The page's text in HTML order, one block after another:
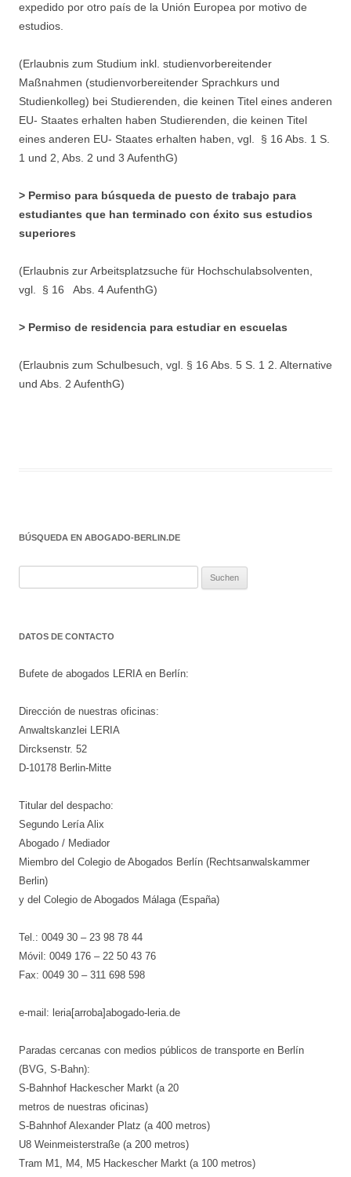
expedido por otro país de la Unión Europea por motivo de
estudios.
(Erlaubnis zum Studium inkl. studienvorbereitender
Maßnahmen (studienvorbereitender Sprachkurs und
Studienkolleg) bei Studierenden, die keinen Titel eines anderen
EU- Staates erhalten haben Studierenden, die keinen Titel
eines anderen EU- Staates erhalten haben, vgl. § 16 Abs. 1 S.
1 und 2, Abs. 2 und 3 AufenthG)
> Permiso para búsqueda de puesto de trabajo para
estudiantes que han terminado con éxito sus estudios
superiores
(Erlaubnis zur Arbeitsplatzsuche für Hochschulabsolventen,
vgl. § 16 Abs. 4 AufenthG)
> Permiso de residencia para estudiar en escuelas
(Erlaubnis zum Schulbesuch, vgl. § 16 Abs. 5 S. 1 2. Alternative
und Abs. 2 AufenthG)
BÚSQUEDA EN ABOGADO-BERLIN.DE
DATOS DE CONTACTO
Bufete de abogados LERIA en Berlín:
Dirección de nuestras oficinas:
Anwaltskanzlei LERIA
Dircksenstr. 52
D-10178 Berlin-Mitte
Titular del despacho:
Segundo Lería Alix
Abogado / Mediador
Miembro del Colegio de Abogados Berlín (Rechtsanwalskammer
Berlin)
y del Colegio de Abogados Málaga (España)
Tel.: 0049 30 – 23 98 78 44
Móvil: 0049 176 – 22 50 43 76
Fax: 0049 30 – 311 698 598
e-mail: leria[arroba]abogado-leria.de
Paradas cercanas con medios públicos de transporte en Berlín
(BVG, S-Bahn):
S-Bahnhof Hackescher Markt (a 20
metros de nuestras oficinas)
S-Bahnhof Alexander Platz (a 400 metros)
U8 Weinmeisterstraße (a 200 metros)
Tram M1, M4, M5 Hackescher Markt (a 100 metros)